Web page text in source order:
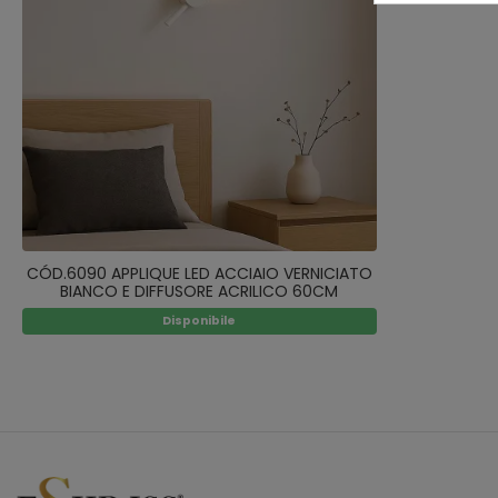
CÓD.6090 APPLIQUE LED ACCIAIO VERNICIATO
BIANCO E DIFFUSORE ACRILICO 60CM
Disponibile